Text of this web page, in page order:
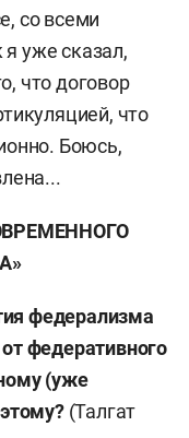
со всеми
уже сказал,
что договор
что
Боюсь,
»
федерализма
федеративного
(уже
(Талгат